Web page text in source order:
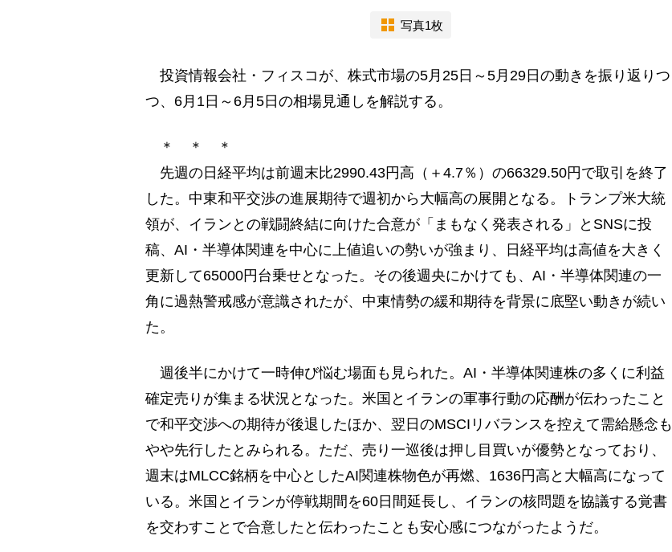
写真1枚
投資情報会社・フィスコが、株式市場の5月25日～5月29日の動きを振り返りつ
つ、6月1日～6月5日の相場見通しを解説する。
＊ ＊ ＊
先週の日経平均は前週末比2990.43円高（＋4.7％）の66329.50円で取引を終了
した。中東和平交渉の進展期待で週初から大幅高の展開となる。トランプ米大統
領が、イランとの戦闘終結に向けた合意が「まもなく発表される」とSNSに投
稿、AI・半導体関連を中心に上値追いの勢いが強まり、日経平均は高値を大きく
更新して65000円台乗せとなった。その後週央にかけても、AI・半導体関連の一
角に過熱警戒感が意識されたが、中東情勢の緩和期待を背景に底堅い動きが続い
た。
週後半にかけて一時伸び悩む場面も見られた。AI・半導体関連株の多くに利益
確定売りが集まる状況となった。米国とイランの軍事行動の応酬が伝わったこと
で和平交渉への期待が後退したほか、翌日のMSCIリバランスを控えて需給懸念も
やや先行したとみられる。ただ、売り一巡後は押し目買いが優勢となっており、
週末はMLCC銘柄を中心としたAI関連株物色が再燃、1636円高と大幅高になって
いる。米国とイランが停戦期間を60日間延長し、イランの核問題を協議する覚書
を交わすことで合意したと伝わったことも安心感につながったようだ。